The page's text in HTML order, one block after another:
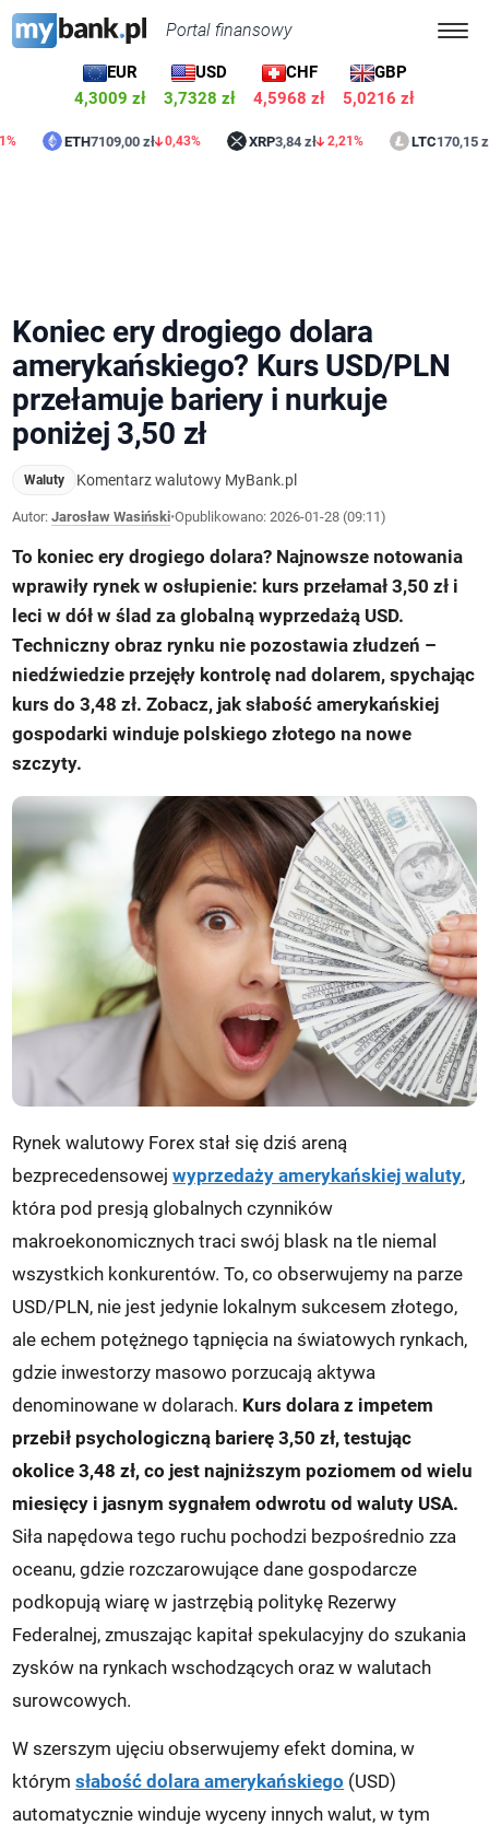
Portal finansowy
EUR
4,3009 zł
USD
3,7328 zł
CHF
4,5967 zł
GBP
5,0215 zł
ETH 7109,00 zł 0,43% XRP 3,84 zł 2,21% LTC 170,15 zł 1,09%
Koniec ery drogiego dolara
amerykańskiego? Kurs USD/PLN
przełamuje bariery i nurkuje
poniżej 3,50 zł
Waluty Komentarz walutowy MyBank.pl
Autor:Jarosław Wasiński•Opublikowano:2026-01-28 (09:11)
To koniec ery drogiego dolara? Najnowsze notowania
wprawiły rynek w osłupienie: kurs przełamał 3,50 zł i
leci w dół w ślad za globalną wyprzedażą USD.
Techniczny obraz rynku nie pozostawia złudzeń –
niedźwiedzie przejęły kontrolę nad dolarem, spychając
kurs do 3,48 zł. Zobacz, jak słabość amerykańskiej
gospodarki winduje polskiego złotego na nowe
szczyty.
Rynek walutowy Forex stał się dziś areną
bezprecedensowejwyprzedaży amerykańskiej waluty,
która pod presją globalnych czynników
makroekonomicznych traci swój blask na tle niemal
wszystkich konkurentów. To, co obserwujemy na parze
USD/PLN, nie jest jedynie lokalnym sukcesem złotego,
ale echem potężnego tąpnięcia na światowych rynkach,
gdzie inwestorzy masowo porzucają aktywa
denominowane w dolarach. Kurs dolara z impetem
przebił psychologiczną barierę 3,50 zł, testując
okolice 3,48 zł, co jest najniższym poziomem od wielu
miesięcy i jasnym sygnałem odwrotu od waluty USA.
Siła napędowa tego ruchu pochodzi bezpośrednio zza
oceanu, gdzie rozczarowujące dane gospodarcze
podkopują wiarę w jastrzębią politykę Rezerwy
Federalnej, zmuszając kapitał spekulacyjny do szukania
zysków na rynkach wschodzących oraz w walutach
surowcowych.
W szerszym ujęciu obserwujemy efekt domina, w
którymsłabość dolara amerykańskiego (USD)
automatycznie winduje wyceny innych walut, w tym